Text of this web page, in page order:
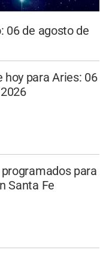
06 de agosto de
hoy para Aries: 06
para
Santa Fe